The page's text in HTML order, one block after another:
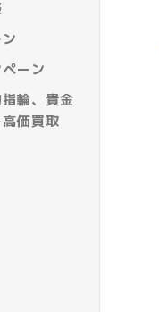
ーン
輪、貴金
価買取